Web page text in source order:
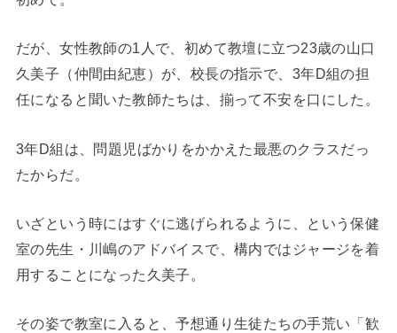
だが、女性教師の1人で、初めて教壇に立つ23歳の山口
久美子（仲間由紀恵）が、校長の指示で、3年D組の担
任になると聞いた教師たちは、揃って不安を口にした。
3年D組は、問題児ばかりをかかえた最悪のクラスだっ
たからだ。
いざという時にはすぐに逃げられるように、という保健
室の先生・川嶋のアドバイスで、構内ではジャージを着
用することになった久美子。
その姿で教室に入ると、予想通り生徒たちの手荒い「歓